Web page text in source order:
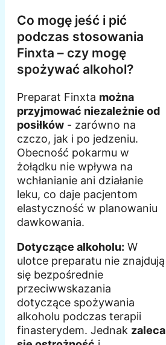
Co mogę jeść i pić
podczas stosowania
Finxta – czy mogę
spożywać alkohol?
Preparat Finxta można
przyjmować niezależnie od
posiłków - zarówno na
czczo, jak i po jedzeniu.
Obecność pokarmu w
żołądku nie wpływa na
wchłanianie ani działanie
leku, co daje pacjentom
elastyczność w planowaniu
dawkowania.
Dotyczące alkoholu: W
ulotce preparatu nie znajdują
się bezpośrednie
przeciwwskazania
dotyczące spożywania
alkoholu podczas terapii
finasterydem. Jednak zaleca